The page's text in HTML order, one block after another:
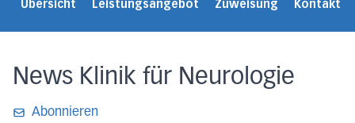
Übersicht Leistungsangebot Zuweisung Kontakt
News Klinik für Neurologie
Abonnieren